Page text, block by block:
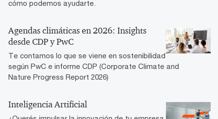
cómo podemos ayudarte.
Agendas climáticas en 2026: Insights
desde CDP y PwC
Te contamos lo que se viene en sostenibilidad
según PwC e informe CDP (Corporate Climate and
Nature Progress Report 2026)
Inteligencia Artificial